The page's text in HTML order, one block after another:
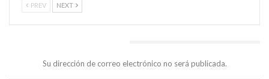
PREV NEXT
Su dirección de correo electrónico no será publicada.